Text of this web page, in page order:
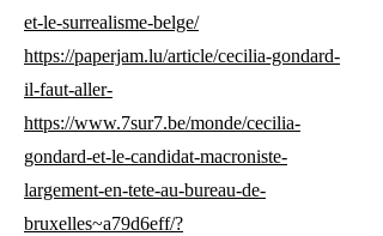
et-le-surrealisme-belge/
https://paperjam.lu/article/cecilia-gondard-
il-faut-aller-
https://www.7sur7.be/monde/cecilia-
gondard-et-le-candidat-macroniste-
largement-en-tete-au-bureau-de-
bruxelles~a79d6eff/?